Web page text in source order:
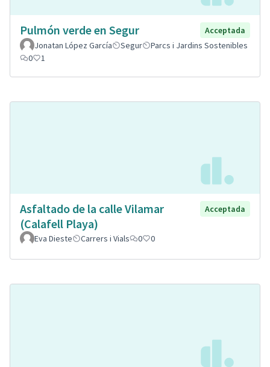
Pulmón verde en Segur
Acceptada
Jonatan López García
Segur
Parcs i Jardins Sostenibles
0
1
Asfaltado de la calle Vilamar
(Calafell Playa)
Acceptada
Eva Dieste Carrers i Vials 0 0